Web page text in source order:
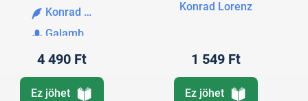
Konrad Lorenz
Galambos Péter
4 490 Ft
Ez jöhet
Konrad Lorenz
1 549 Ft
Ez jöhet